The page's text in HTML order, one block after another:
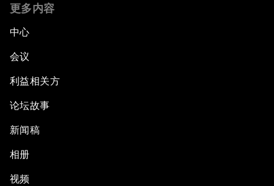
更多内容
中心
会议
利益相关方
论坛故事
新闻稿
相册
视频